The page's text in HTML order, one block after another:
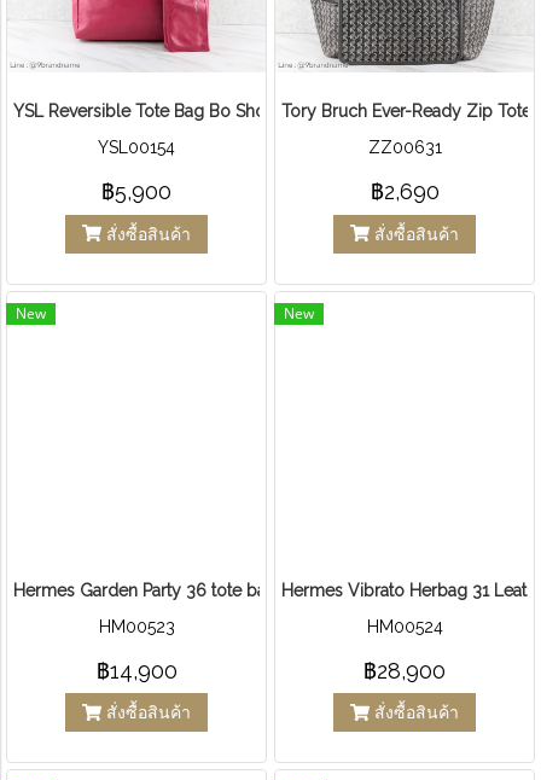
YSL Reversible Tote Bag Bo Shop S Lauren ชมพูฮอตพิ้งค์
YSL00154
฿5,900
สั่งซื้อสินค้า
Tory Bruch Ever-Ready Zip Tote
ZZ00631
฿2,690
สั่งซื้อสินค้า
New
Hermes Garden Party 36 tote bag Canvas Clemence
HM00523
฿14,900
สั่งซื้อสินค้า
New
Hermes Vibrato Herbag 31
HM00524
฿28,900
สั่งซื้อสินค้า